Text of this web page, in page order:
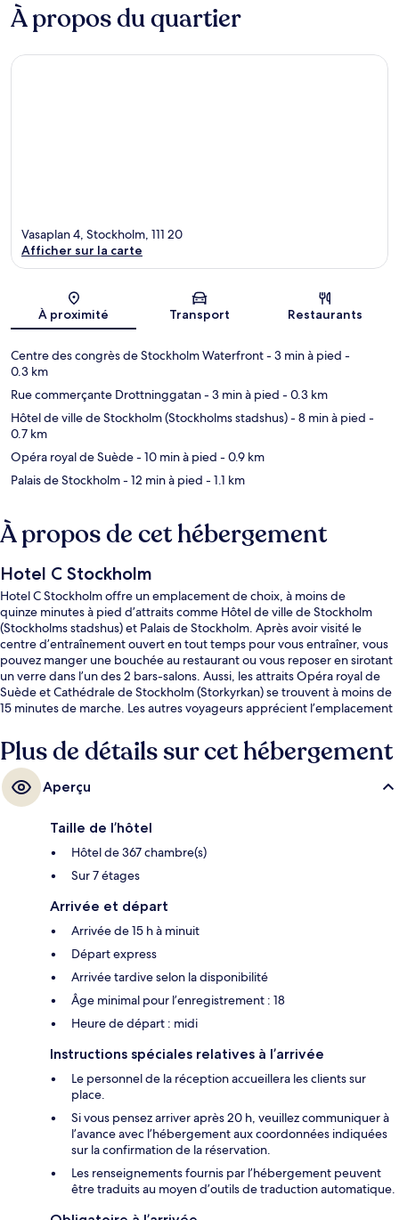
À propos du quartier
Carte
Vasaplan 4, Stockholm, 111 20
Afficher sur la carte
À proximité Transport Restaurants
Centre des congrès de Stockholm Waterfront- 3 min à pied -
0.3 km
Rue commerçante Drottninggatan- 3 min à pied - 0.3 km
Hôtel de ville de Stockholm (Stockholms stadshus)- 8 min à pied -
0.7 km
Opéra royal de Suède- 10 min à pied - 0.9 km
Palais de Stockholm- 12 min à pied - 1.1 km
À propos de cet hébergement
Hotel C Stockholm
Hotel C Stockholm offre un emplacement de choix, à moins de
quinze minutes à pied d’attraits comme Hôtel de ville de Stockholm
(Stockholms stadshus) et Palais de Stockholm. Après avoir visité le
centre d’entraînement ouvert en tout temps pour vous entraîner, vous
pouvez manger une bouchée au restaurant ou vous reposer en sirotant
un verre dans l’un des 2 bars-salons. Aussi, les attraits Opéra royal de
Suède et Cathédrale de Stockholm (Storkyrkan) se trouvent à moins de
15 minutes de marche. Les autres voyageurs apprécient l’emplacement
transport en commun : Station T-Bana T-Centralen est très près et
Station T-Bana Hötorget n’est qu’à 8 minutes à pied.
Plus de détails sur cet hébergement
Aperçu
Taille de l’hôtel
Hôtel de 367 chambre(s)
Sur 7 étages
Arrivée et départ
Arrivée de 15 h à minuit
Départ express
Arrivée tardive selon la disponibilité
Âge minimal pour l’enregistrement : 18
Heure de départ : midi
Instructions spéciales relatives à l’arrivée
Le personnel de la réception accueillera les clients sur
place.
Si vous pensez arriver après 20 h, veuillez communiquer à
l’avance avec l’hébergement aux coordonnées indiquées
sur la confirmation de la réservation.
Les renseignements fournis par l’hébergement peuvent
être traduits au moyen d’outils de traduction automatique.